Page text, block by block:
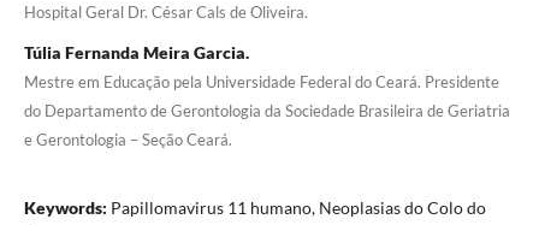
Hospital Geral Dr. César Cals de Oliveira.
Túlia Fernanda Meira Garcia.
Mestre em Educação pela Universidade Federal do Ceará. Presidente
do Departamento de Gerontologia da Sociedade Brasileira de Geriatria
e Gerontologia – Seção Ceará.
Keywords: Papillomavirus 11 humano, Neoplasias do Colo do